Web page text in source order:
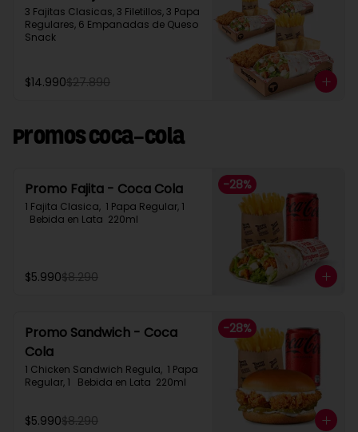
3 Fajitas Clasicas, 3 Filetillos, 3 Papa
Regulares, 6 Empanadas de Queso
Snack
$14.990$27.890
Promos Coca-Cola
-28%
Promo Fajita - Coca Cola
1 Fajita Clasica,  1 Papa Regular, 1
Bebida en Lata  220ml
$5.990$8.290
-28%
Promo Sandwich - Coca
Cola
1 Chicken Sandwich Regula,  1 Papa
Regular, 1   Bebida en Lata  220ml
$5.990$8.290